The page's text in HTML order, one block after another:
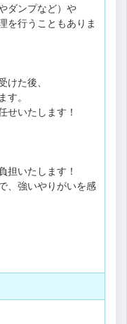
ダンプなど）や
を行うこともありま
けた後、
す。
せいたします！
担いたします！
、強いやりがいを感